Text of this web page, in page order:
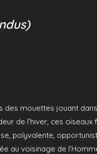
mouettes jouant
de l’hiver, ces
polyvalente,
au voisinage de